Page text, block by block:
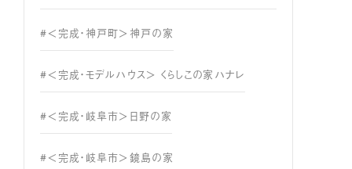
#＜完成・神戸町＞神戸の家
#＜完成・モデルハウス＞ くらしこの家ハナレ
#＜完成・岐阜市＞日野の家
#＜完成・岐阜市＞鏡島の家